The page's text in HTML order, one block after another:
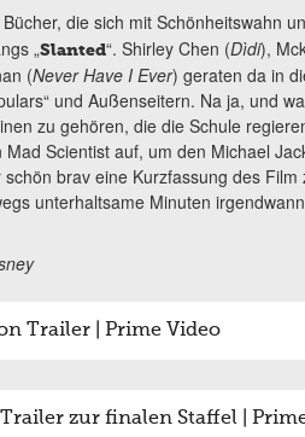
die sich mit Schönheitswahn
„Slanted“. Shirley Chen (Dìdi),
(Never Have I Ever) geraten da in
und Außenseitern. Na ja, und
zu gehören, die die Schule
Scientist auf, um den Michael
brav eine Kurzfassung des Film
unterhaltsame Minuten
Trailer | Prime Video
zur finalen Staffel |